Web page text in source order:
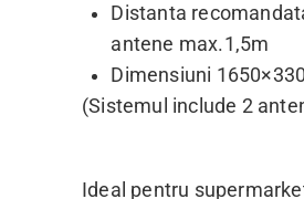
Distanta
antene max.1,5m
Dimensiuni
(Sistemul include 2
Ideal pentru